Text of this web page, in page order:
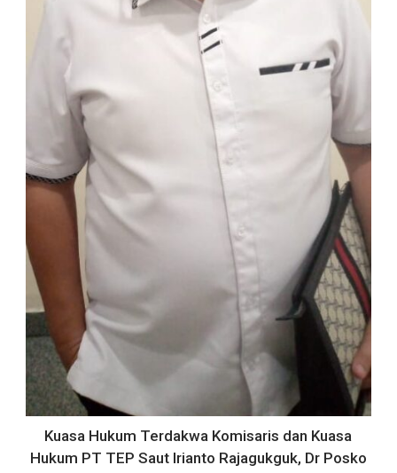
Kuasa Hukum Terdakwa Komisaris dan Kuasa
Hukum PT TEP Saut Irianto Rajagukguk, Dr Posko